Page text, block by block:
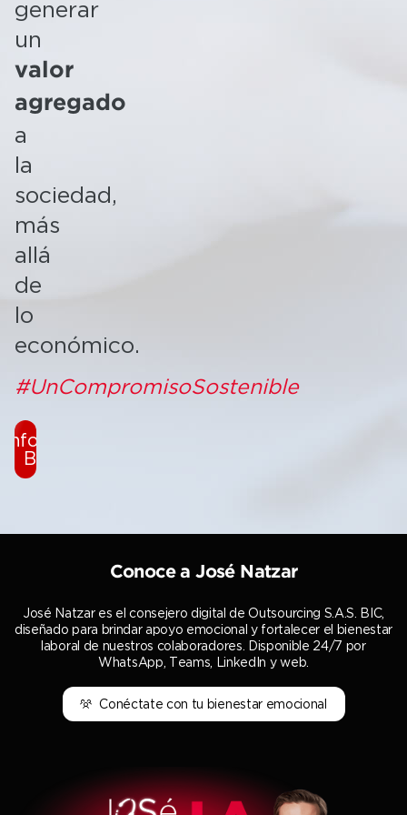
generar
un
valor
agregado
a
la
sociedad,
más
allá
de
lo
económico.
#UnCompromisoSostenible
Informe
BIC
Conoce a José Natzar
José Natzar es el consejero digital de Outsourcing S.A.S. BIC,
diseñado para brindar apoyo emocional y fortalecer el bienestar
laboral de nuestros colaboradores. Disponible 24/7 por
WhatsApp, Teams, LinkedIn y web.
Conéctate con tu bienestar emocional